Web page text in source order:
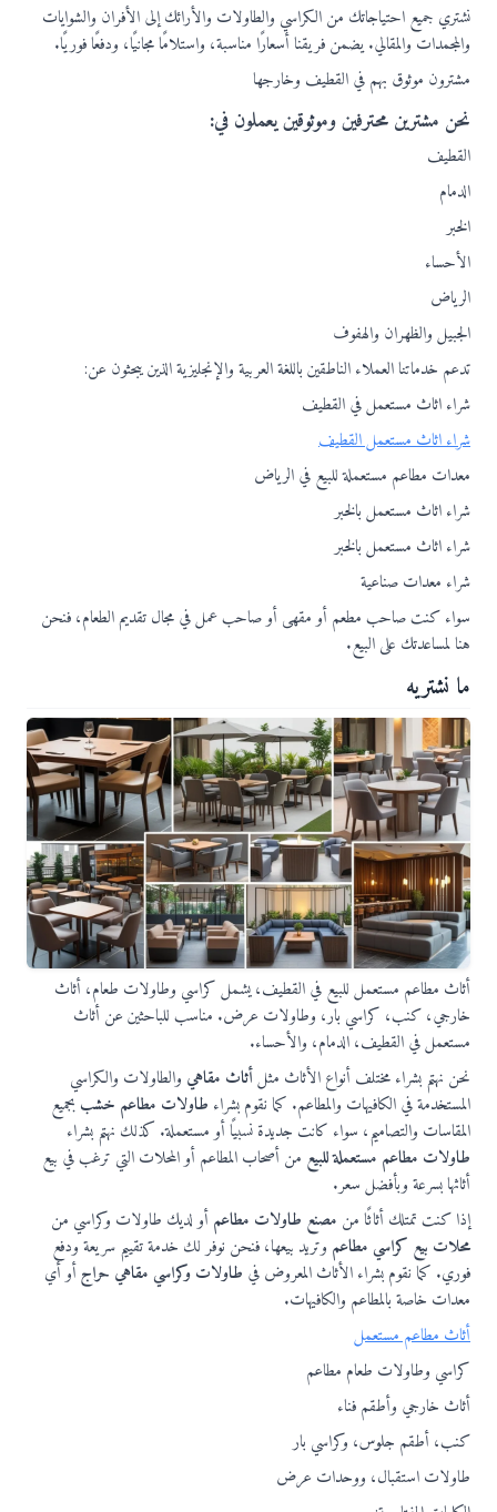
نشتري جميع احتياجاتك من الكراسي والطاولات والأرائك إلى الأفران والشوايات
والمجمدات والمقالي. يضمن فريقنا أسعارًا مناسبة، واستلامًا مجانيًا، ودفعًا فوريًا.
مشترون موثوق بهم في القطيف وخارجها
نحن مشترين محترفين وموثوقين يعملون في:
القطيف
الدمام
الخبر
الأحساء
الرياض
الجبيل والظهران والهفوف
تدعم خدماتنا العملاء الناطقين باللغة العربية والإنجليزية الذين يبحثون عن:
شراء اثاث مستعمل في القطيف
شراء اثاث مستعمل القطيف
معدات مطاعم مستعملة للبيع في الرياض
شراء اثاث مستعمل بالخبر
شراء اثاث مستعمل بالخبر
شراء معدات صناعية
سواء كنت صاحب مطعم أو مقهى أو صاحب عمل في مجال تقديم الطعام، فنحن
هنا لمساعدتك على البيع.
ما نشتريه
أثاث مطاعم مستعمل للبيع في القطيف، يشمل كراسي وطاولات طعام، أثاث
خارجي، كنب، كراسي بار، وطاولات عرض. مناسب للباحثين عن أثاث
مستعمل في القطيف، الدمام، والأحساء.
نحن نهتم بشراء مختلف أنواع الأثاث مثلأثاث مقاهي والطاولات والكراسي
المستخدمة في الكافيهات والمطاعم. كما نقوم بشراء طاولات مطاعم خشببجميع
المقاسات والتصاميم، سواء كانت جديدة نسبيًا أو مستعملة. كذلك نهتم بشراء
طاولات مطاعم مستعملة للبيع من أصحاب المطاعم أو المحلات التي ترغب في بيع
أثاثها بسرعة وبأفضل سعر.
إذا كنت تمتلك أثاثًا من مصنع طاولات مطاعمأو لديك طاولات وكراسي من
محلات بيع كراسي مطاعم وتريد بيعها، فنحن نوفر لك خدمة تقييم سريعة ودفع
فوري. كما نقوم بشراء الأثاث المعروض في طاولات وكراسي مقاهي حراجأو أي
معدات خاصة بالمطاعم والكافيهات.
أثاث مطاعم مستعمل
كراسي وطاولات طعام مطاعم
أثاث خارجي وأطقم فناء
كنب، أطقم جلوس، وكراسي بار
طاولات استقبال، ووحدات عرض